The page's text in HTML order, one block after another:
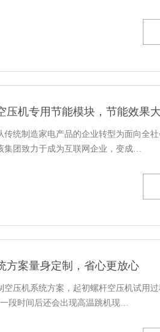
压机专用节能模块，节能效果大
传统制造家电产品的企业转型为面向全
集团致力于成为互联网企业，变成…
方案量身定制，省心更放心
空压机系统方案，起初螺杆空压机试用
段时间后还会出现高温跳机现…